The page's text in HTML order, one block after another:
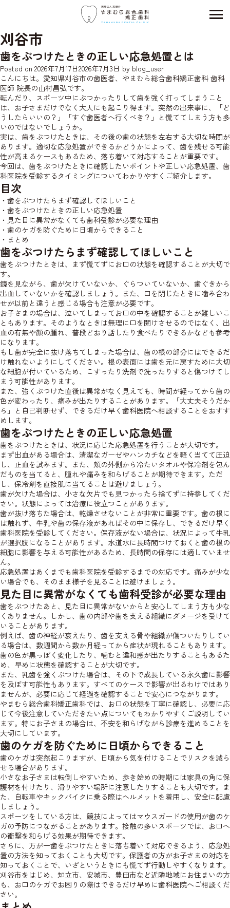
刈谷市
歯をぶつけたときの正しい応急処置とは
Posted on 2026年7月17日2026年7月3日 by blog_user
こんにちは。愛知県刈谷市の歯医者、やまむら総合歯科矯正歯科 歯科
医師 院長の山村昌弘です。
転んだり、スポーツ中にぶつかったりして歯を強く打ってしまうこと
は、お子さまだけでなく大人にも起こり得ます。突然の出来事に、「ど
うしたらいいの？」「すぐ歯医者へ行くべき？」と慌ててしまう方も多
いのではないでしょうか。
実は、歯をぶつけたときは、その後の歯の状態を左右する大切な時間が
あります。適切な応急処置ができるかどうかによって、歯を残せる可能
性が高まるケースもあるため、落ち着いて対応することが重要です。
今回は、歯をぶつけたときに確認したいポイントや正しい応急処置、歯
科医院を受診するタイミングについてわかりやすくご紹介します。
目次
・歯をぶつけたらまず確認してほしいこと
・歯をぶつけたときの正しい応急処置
・見た目に異常がなくても歯科受診が必要な理由
・歯のケガを防ぐために日頃からできること
・まとめ
歯をぶつけたらまず確認してほしいこと
歯をぶつけたときは、まず慌てずにお口の状態を確認することが大切で
す。
鏡を見ながら、歯が欠けていないか、ぐらついていないか、歯ぐきから
出血していないかを確認しましょう。また、口を閉じたときに噛み合わ
せが以前と違うと感じる場合も注意が必要です。
お子さまの場合は、泣いてしまってお口の中を確認することが難しいこ
ともあります。そのようなときは無理に口を開けさせるのではなく、出
血の有無や顔の腫れ、普段どおり話したり食べたりできるかなども参考
になります。
もし歯が完全に抜け落ちてしまった場合は、歯の根の部分にはできるだ
け触れないようにしてください。根の表面には歯を元に戻すために大切
な細胞が付いているため、こすったり洗剤で洗ったりすると傷つけてし
まう可能性があります。
また、強くぶつけた直後は異常がなく見えても、時間が経ってから歯の
色が変わったり、痛みが出たりすることがあります。「大丈夫そうだか
ら」と自己判断せず、できるだけ早く歯科医院へ相談することをおすす
めします。
歯をぶつけたときの正しい応急処置
歯をぶつけたときは、状況に応じた応急処置を行うことが大切です。
まず出血がある場合は、清潔なガーゼやハンカチなどを軽く当てて圧迫
し、止血を試みます。また、頬の外側から冷たいタオルや保冷剤を包ん
だものを当てると、腫れや痛みを和らげることが期待できます。ただ
し、保冷剤を直接肌に当てることは避けましょう。
歯が欠けた場合は、小さな欠片でも見つかったら捨てずに持参してくだ
さい。状態によっては治療に役立つことがあります。
歯が抜け落ちた場合は、乾燥させないことが非常に重要です。歯の根に
は触れず、牛乳や歯の保存液があればその中に保存し、できるだけ早く
歯科医院を受診してください。保存液がない場合は、状況によって牛乳
が選択肢になることがあります。水道水に長時間つけておくと歯の根の
細胞に影響を与える可能性があるため、長時間の保存には適していませ
ん。
応急処置はあくまでも歯科医院を受診するまでの対応です。痛みが少な
い場合でも、そのまま様子を見ることは避けましょう。
見た目に異常がなくても歯科受診が必要な理由
歯をぶつけたあと、見た目に異常がないからと安心してしまう方も少な
くありません。しかし、歯の内部や歯を支える組織にダメージを受けて
いることがあります。
例えば、歯の神経が衰えたり、歯を支える骨や組織が傷ついたりしてい
る場合は、数週間から数か月経ってから症状が現れることもあります。
歯の色が黒っぽく変化したり、噛むと違和感が出たりすることもあるた
め、早めに状態を確認することが大切です。
また、乳歯を強くぶつけた場合は、その下で成長している永久歯に影響
を及ぼす可能性もあります。すべてのケースで影響が出るわけではあり
ませんが、必要に応じて経過を確認することで安心につながります。
やまむら総合歯科矯正歯科では、お口の状態を丁寧に確認し、必要に応
じて今後注意していただきたい点についてもわかりやすくご説明してい
ます。特にお子さまの場合は、不安を和らげながら診療を進めることを
大切にしています。
歯のケガを防ぐために日頃からできること
歯のケガは突然起こりますが、日頃から気を付けることでリスクを減ら
せる場合があります。
小さなお子さまは転倒しやすいため、歩き始めの時期には家具の角に保
護材を付けたり、滑りやすい場所に注意したりすることも大切です。ま
た、自転車やキックバイクに乗る際はヘルメットを着用し、安全に配慮
しましょう。
スポーツをしている方は、競技によってはマウスガードの使用が歯のケ
ガの予防につながることがあります。接触の多いスポーツでは、お口へ
の衝撃を和らげる効果が期待できます。
さらに、万が一歯をぶつけたときに落ち着いて対応できるよう、応急処
置の方法を知っておくことも大切です。保護者の方がお子さまの対応を
知っておくことで、いざというときにも慌てず行動しやすくなります。
刈谷市をはじめ、知立市、安城市、豊田市など近隣地域にお住まいの方
も、お口のケガでお困りの際はできるだけ早めに歯科医院へご相談くだ
さい。